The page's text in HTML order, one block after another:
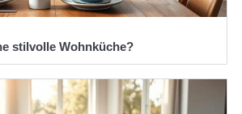
stilvolle Wohnküche?